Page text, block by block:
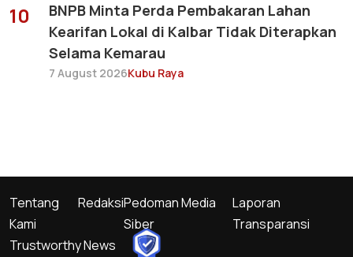
10
BNPB Minta Perda Pembakaran Lahan
Kearifan Lokal di Kalbar Tidak Diterapkan
Selama Kemarau
7 August 2026Kubu Raya
Trustworthy News
Tentang
Kami
RedaksiPedoman Media
Siber
Laporan
Transparansi